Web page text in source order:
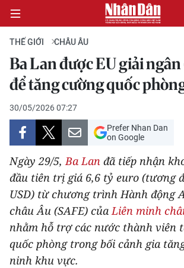
CHÍNH TRỊ
KINH TẾ
VĂN HÓA
XÃ HỘI
PHÁP LUẬT
DU LỊCH
THẾ GIỚI
THẾ GIỚI CHÂU ÂU
Ba Lan được EU giải
để tăng cường quốc
30/05/2026 07:27
Prefer Nhan Dan
on Google
Ngày 29/5,Ba Lan đã tiếp nhận
đầu tiên trị giá 6,6 tỷ euro (tương
USD) từ chương trình Hành động
châu Âu (SAFE) củaLiên minh
nhằm hỗ trợ các nước thành viên
quốc phòng trong bối cảnh gia
ninh khu vực.